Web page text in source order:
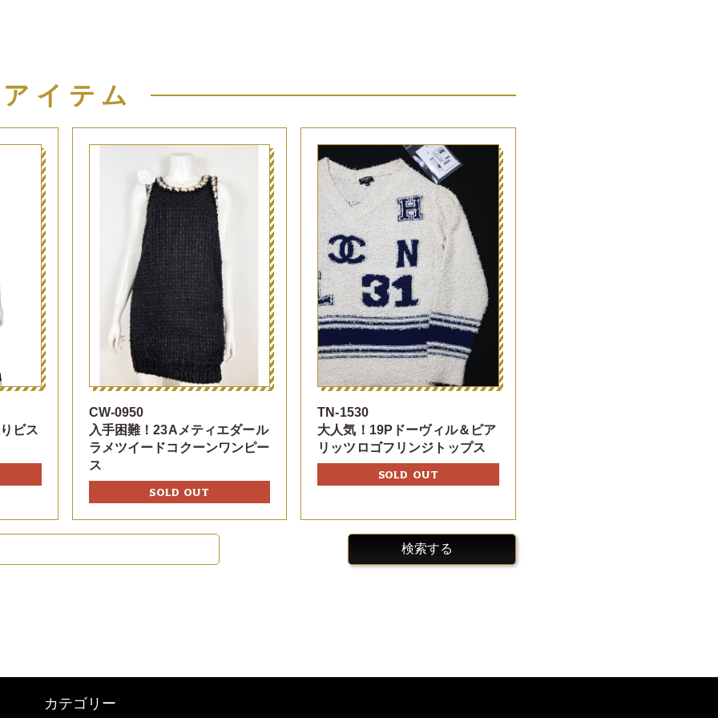
イテム
ビス
CW-0950
入手困難！23Aメティエダール
ラメツイードコクーンワンピー
ス
SOLD OUT
TN-1530
大人気！19Pドーヴィル＆ビア
リッツロゴフリンジトップス
SOLD OUT
検索する
カテゴリー